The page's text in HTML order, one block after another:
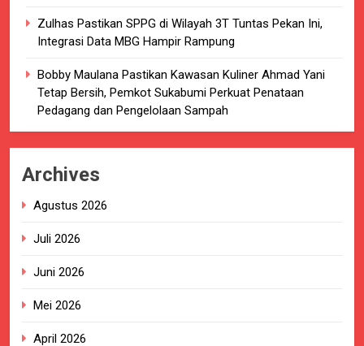
Zulhas Pastikan SPPG di Wilayah 3T Tuntas Pekan Ini,
Integrasi Data MBG Hampir Rampung
Bobby Maulana Pastikan Kawasan Kuliner Ahmad Yani
Tetap Bersih, Pemkot Sukabumi Perkuat Penataan
Pedagang dan Pengelolaan Sampah
Archives
Agustus 2026
Juli 2026
Juni 2026
Mei 2026
April 2026